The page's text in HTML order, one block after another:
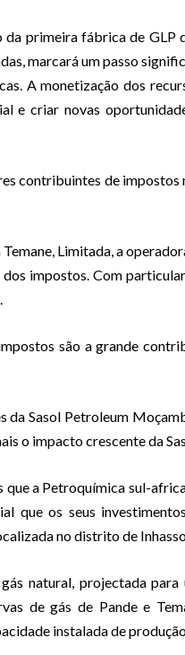
primeira fábrica de GLP
marcará um passo
A monetização dos
e criar novas
contribuintes de
Limitada, a
impostos. Com
são a grande
da Sasol Petroleum
o impacto crescente da
que a Petroquímica sul-
que os seus
no distrito de
natural, projectada
de gás de Pande e
instalada de